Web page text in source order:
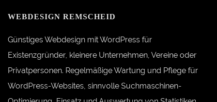
WEBDESIGN REMSCHEID
Günstiges Webdesign mit WordPress für
Existenzgründer, kleinere Unternehmen, Vereine oder
Privatpersonen. Regelmäßige Wartung und Pflege für
WordPress-Websites, sinnvolle Suchmaschinen-